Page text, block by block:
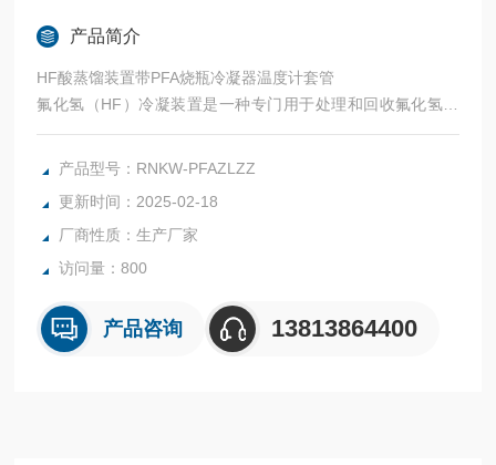
产品简介
HF酸蒸馏装置带PFA烧瓶冷凝器温度计套管
氟化氢（HF）冷凝装置是一种专门用于处理和回收氟化氢气
体的设备，广泛应用于化工、半导体制造、医药和冶金等行
业。
PFA烧瓶+四氟恒压分液漏斗+四氟搅拌桨+PFA温度计套管+PF
A冷凝管+PFA接收瓶
产品型号：RNKW-PFAZLZZ
更新时间：2025-02-18
厂商性质：生产厂家
访问量：800
产品咨询 13813864400